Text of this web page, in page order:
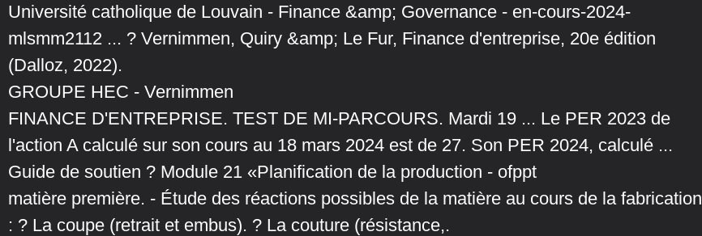
Université catholique de Louvain - Finance &amp; Governance - en-cours-2024-
mlsmm2112 ... ? Vernimmen, Quiry &amp; Le Fur, Finance d'entreprise, 20e édition
(Dalloz, 2022).
GROUPE HEC - Vernimmen
FINANCE D'ENTREPRISE. TEST DE MI-PARCOURS. Mardi 19 ... Le PER 2023 de
l'action A calculé sur son cours au 18 mars 2024 est de 27. Son PER 2024, calculé ...
Guide de soutien ? Module 21 «Planification de la production - ofppt
matière première. - Étude des réactions possibles de la matière au cours de la fabrication
: ? La coupe (retrait et embus). ? La couture (résistance,.